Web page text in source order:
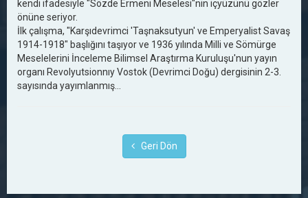
kendi ifadesiyle "Sözde Ermeni Meselesi"nin içyüzünü gözler
önüne seriyor.
İlk çalışma, "Karşıdevrimci 'Taşnaksutyun' ve Emperyalist Savaş
1914-1918" başlığını taşıyor ve 1936 yılında Milli ve Sömürge
Meselelerini İnceleme Bilimsel Araştırma Kuruluşu'nun yayın
organı Revolyutsionnıy Vostok (Devrimci Doğu) dergisinin 2-3.
sayısında yayımlanmış...
Geri Dön